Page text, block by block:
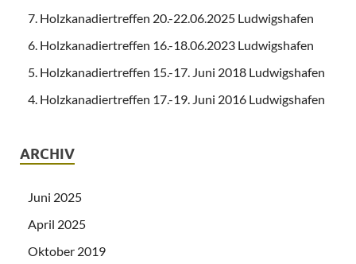
7. Holzkanadiertreffen 20.-22.06.2025 Ludwigshafen
6. Holzkanadiertreffen 16.-18.06.2023 Ludwigshafen
5. Holzkanadiertreffen 15.-17. Juni 2018 Ludwigshafen
4. Holzkanadiertreffen 17.-19. Juni 2016 Ludwigshafen
ARCHIV
Juni 2025
April 2025
Oktober 2019